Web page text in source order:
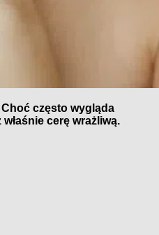
często wygląda
cerę wrażliwą.